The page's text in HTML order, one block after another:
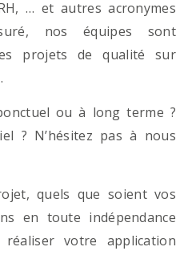
… et autres acronymes
nos équipes sont
projets de qualité sur
ou à long terme ?
? N’hésitez pas à nous
quels que soient vos
en toute indépendance
votre application